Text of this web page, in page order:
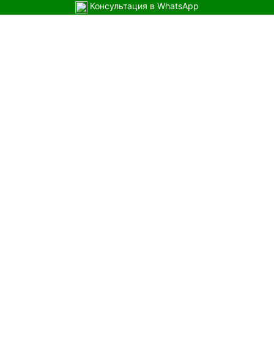
Консультация в WhatsApp